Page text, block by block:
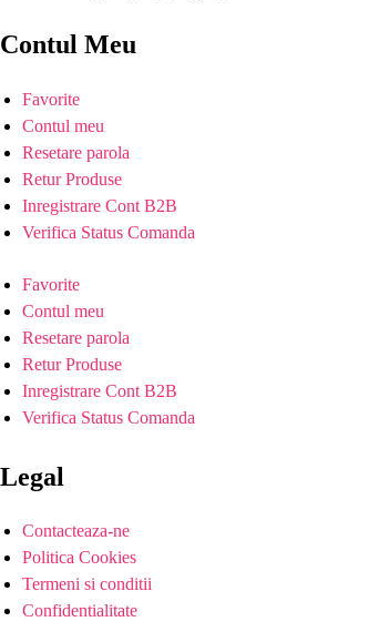
Contul Meu
Favorite
Contul meu
Resetare parola
Retur Produse
Inregistrare Cont B2B
Verifica Status Comanda
Favorite
Contul meu
Resetare parola
Retur Produse
Inregistrare Cont B2B
Verifica Status Comanda
Legal
Contacteaza-ne
Politica Cookies
Termeni si conditii
Confidentialitate